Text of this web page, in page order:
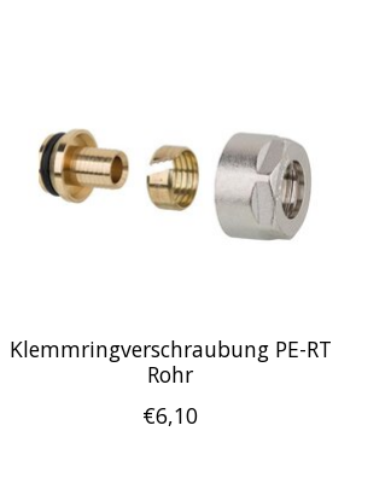
Klemmringverschraubung PE-RT
Rohr
€6,10